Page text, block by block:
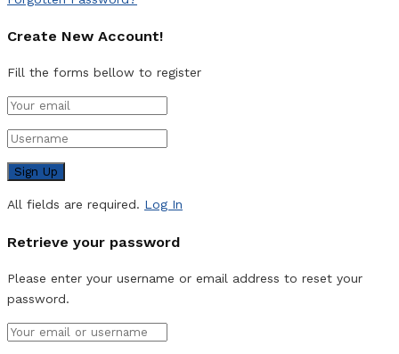
Create New Account!
Fill the forms bellow to register
All fields are required. Log In
Retrieve your password
Please enter your username or email address to reset your
password.